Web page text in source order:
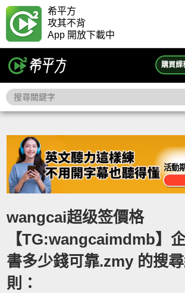
希平方
攻其不背
App 開放下載中
購買課
活動
wangcai超级签價格
【TG:wangcaimdmb】
書多少錢可靠.zmy 的搜
則：